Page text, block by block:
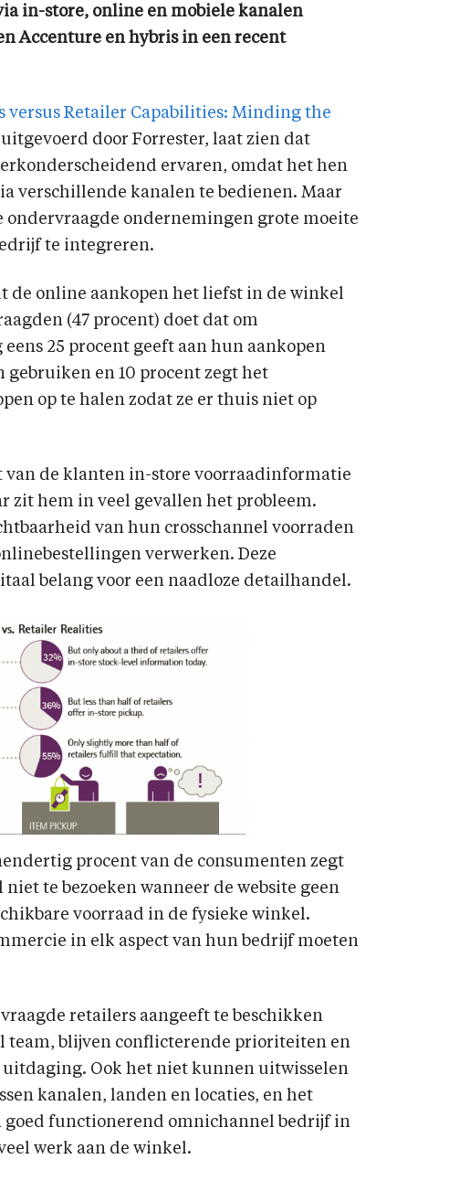
in-store, online en mobiele kanalen
Accenture en hybris in een recent
versus Retailer Capabilities: Minding the
uitgevoerd door Forrester, laat zien dat
ervaren, omdat het hen
verschillende kanalen te bedienen. Maar
ondervraagde ondernemingen grote moeite
te integreren.
de online aankopen het liefst in de winkel
(47 procent) doet dat om
25 procent geeft aan hun aankopen
en 10 procent zegt het
op te halen zodat ze er thuis niet op
van de klanten in-store voorraadinformatie
zit hem in veel gevallen het probleem.
van hun crosschannel voorraden
verwerken. Deze
belang voor een naadloze detailhandel.
procent van de consumenten zegt
te bezoeken wanneer de website geen
voorraad in de fysieke winkel.
in elk aspect van hun bedrijf moeten
retailers aangeeft te beschikken
team, blijven conflicterende prioriteiten en
uitdaging. Ook het niet kunnen uitwisselen
kanalen, landen en locaties, en het
goed functionerend omnichannel bedrijf in
werk aan de winkel.